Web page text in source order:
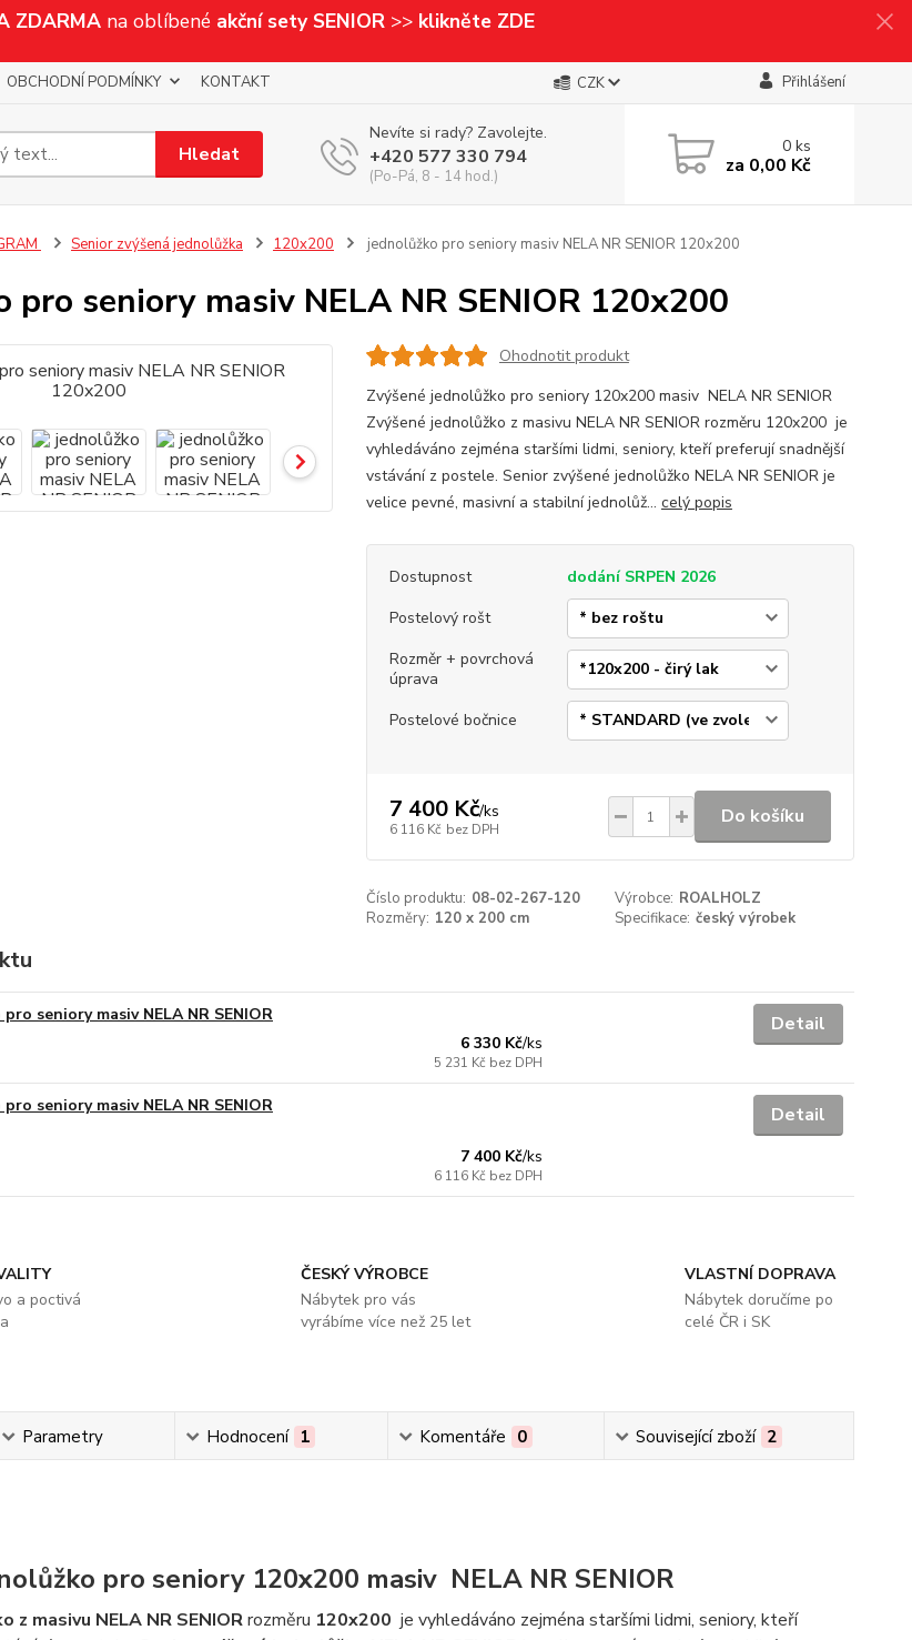
ZDARMA na oblíbené akční sety SENIOR >>klikněte ZDE
OBCHODNÍ PODMÍNKY KONTAKT CZK Přihlášení
Hledat
Nevíte si rady? Zavolejte.
+420 577 330 794
(Po-Pá, 8 - 14 hod.)
0ks
za 0,00 Kč
Senior zvýšená jednolůžka 120x200 jednolůžko pro seniory masiv NELA NR SENIOR 120x200
pro seniory masiv NELA NR SENIOR 120x200
Ohodnotit produkt
Zvýšené jednolůžko pro seniory 120x200 masiv NELA NR SENIOR
Zvýšené jednolůžko z masivu NELA NR SENIOR rozměru 120x200 je
vyhledáváno zejména staršími lidmi, seniory, kteří preferují snadnější
vstávání z postele. Senior zvýšené jednolůžko NELA NR SENIOR je
velice pevné, masivní a stabilní jednolůž... celý popis
Dostupnost
dodání SRPEN 2026
Postelový rošt
Rozměr + povrchová
úprava
Postelové bočnice
7 400 Kč/ks
6 116 Kč bez DPH
Do košíku
Číslo produktu: 08-02-267-120 Výrobce: ROALHOLZ
Rozměry: 120 x 200 cm Specifikace: český výrobek
seniory masiv NELA NR SENIOR
6 330 Kč/ks
5 231 Kč bez DPH
Detail
seniory masiv NELA NR SENIOR
7 400 Kč/ks
6 116 Kč bez DPH
Detail
a poctivá
ČESKÝ VÝROBCE
Nábytek pro vás
vyrábíme více než 25 let
VLASTNÍ DOPRAVA
Nábytek doručíme po
celé ČR i SK
Parametry Hodnocení 1 Komentáře 0 Související zboží 2
pro seniory 120x200 masiv NELA NR SENIOR
z masivu NELA NR SENIORrozměru 120x200 je vyhledáváno zejména staršími lidmi, seniory, kteří